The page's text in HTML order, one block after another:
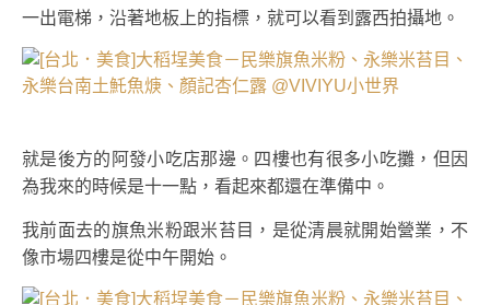
一出電梯，沿著地板上的指標，就可以看到露西拍攝地。
就是後方的阿發小吃店那邊。四樓也有很多小吃攤，但因
為我來的時候是十一點，看起來都還在準備中。
我前面去的旗魚米粉跟米苔目，是從清晨就開始營業，不
像市場四樓是從中午開始。